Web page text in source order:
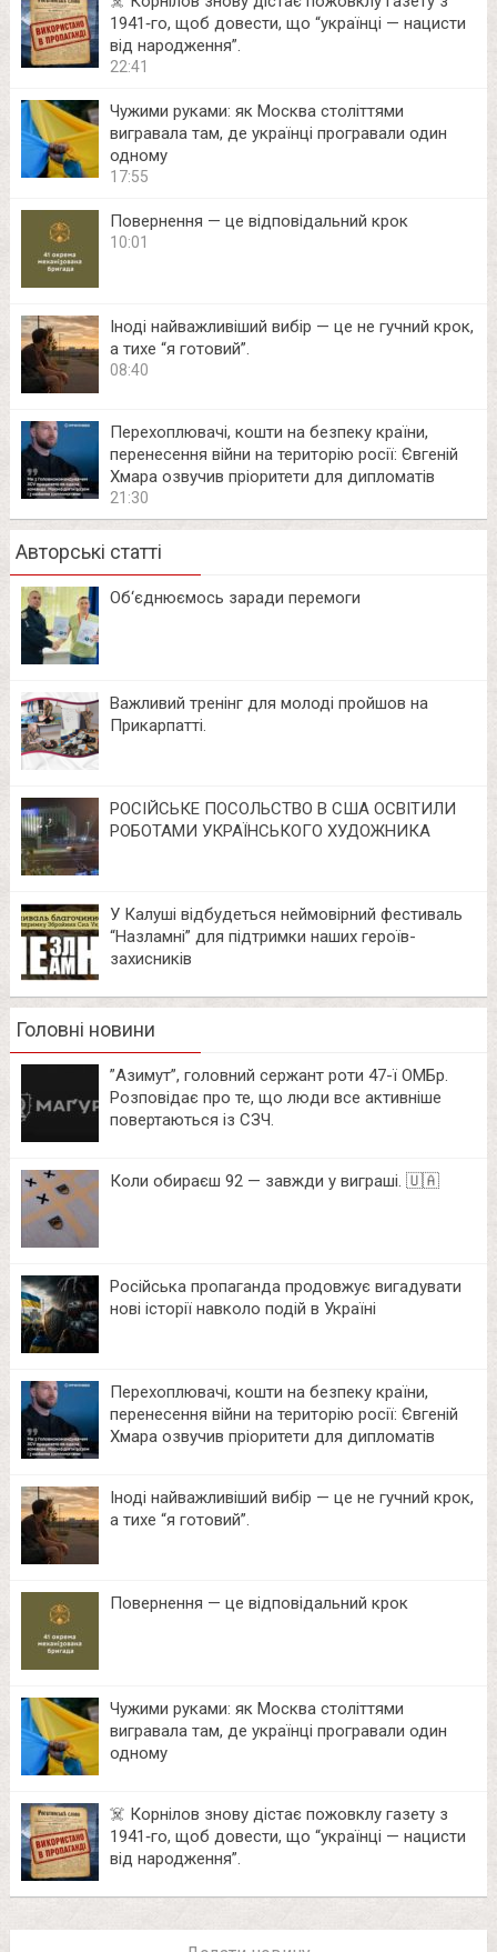
1941‑го, щоб довести, що “українці — нацисти
від народження”.
22:41
Чужими руками: як Москва століттями
вигравала там, де українці програвали один
одному
17:55
Повернення — це відповідальний крок
10:01
Іноді найважливіший вибір — це не гучний крок,
а тихе “я готовий”.
08:40
Перехоплювачі, кошти на безпеку країни,
перенесення війни на територію росії: Євгеній
Хмара озвучив пріоритети для дипломатів
21:30
Авторські статті
Об‘єднюємось заради перемоги
Важливий тренінг для молоді пройшов на
Прикарпатті.
РОСІЙСЬКЕ ПОСОЛЬСТВО В США ОСВІТИЛИ
РОБОТАМИ УКРАЇНСЬКОГО ХУДОЖНИКА
У Калуші відбудеться неймовірний фестиваль
“Назламні” для підтримки наших героїв-
захисників
Головні новини
⁨”Азимут”, головний сержант роти 47-ї ОМБр.
Розповідає про те, що люди все активніше
повертаються із СЗЧ.
Коли обираєш 92 — завжди у виграші. 🇺🇦
Російська пропаганда продовжує вигадувати
нові історії навколо подій в Україні
Перехоплювачі, кошти на безпеку країни,
перенесення війни на територію росії: Євгеній
Хмара озвучив пріоритети для дипломатів
Іноді найважливіший вибір — це не гучний крок,
а тихе “я готовий”.
Повернення — це відповідальний крок
Чужими руками: як Москва століттями
вигравала там, де українці програвали один
одному
☠️ Корнілов знову дістає пожовклу газету з
1941‑го, щоб довести, що “українці — нацисти
від народження”.